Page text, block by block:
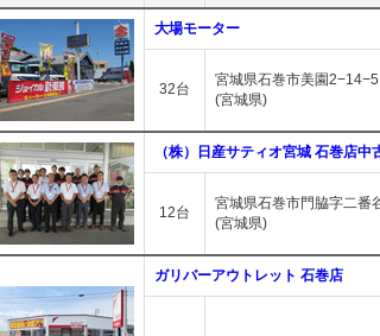
大場モーター
32台
宮城県石巻市美園2−14−5
(宮城県)
（株）日産サティオ宮城 石巻店中
12台
宮城県石巻市門脇字二番
(宮城県)
ガリバーアウトレット 石巻店